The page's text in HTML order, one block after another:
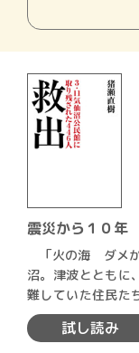
震災から１０年
「火の海 ダメ
沼。津波とともに
難していた住民た
性…
試し読み